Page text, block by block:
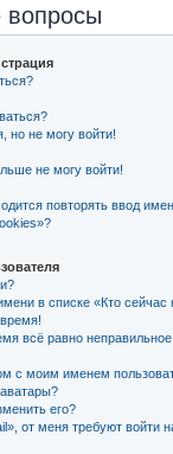
вопросы
но не могу войти!
не могу войти!
повторять ввод
в списке «Кто
всё равно неправильное!
с моим именем
его?
от меня требуют войти